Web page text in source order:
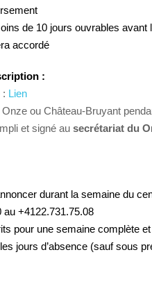
de 10 jours ouvrables avant
accordé
:
: Lien
ou Château-Bruyant
et signé ausecrétariat du
durant la semaine du
au +4122.731.75.08
pour une semaine complète
jours d’absence (sauf sous